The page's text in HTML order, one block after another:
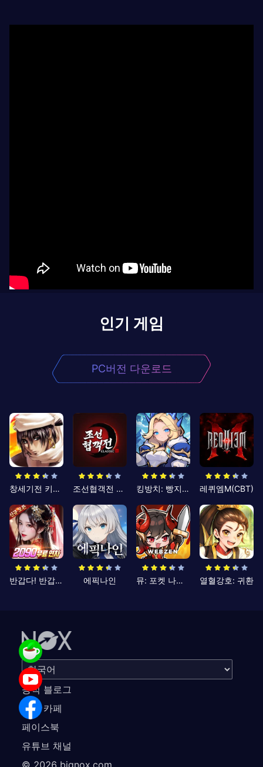
인기 게임
PC버전 다운로드
창세기전 키우기 조선협객전 클래식 킹방치: 빵지의 제왕 레퀴엠M(CBT)
반갑다! 반갑삼국지 에픽나인 뮤: 포켓 나이츠 열혈강호: 귀환
공식 블로그
공식 카페
페이스북
유튜브 채널
© 2026 bignox.com